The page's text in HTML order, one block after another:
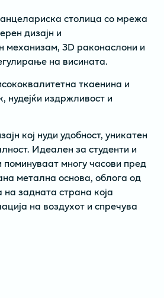
столица со мрежа
дизајн и
механизам, 3D раконаслони и
на висината.
ткаенина и
нудејќи издржливост и
кој нуди удобност, уникатен
Идеален за студенти и
многу часови пред
метална основа, облога од
задната страна која
на воздухот и спречува